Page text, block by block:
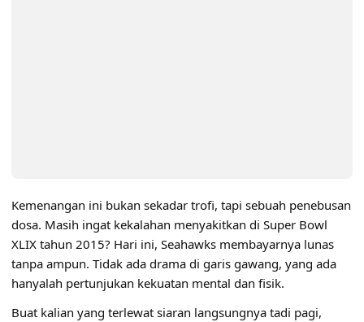
Kemenangan ini bukan sekadar trofi, tapi sebuah penebusan
dosa. Masih ingat kekalahan menyakitkan di Super Bowl
XLIX tahun 2015? Hari ini, Seahawks membayarnya lunas
tanpa ampun. Tidak ada drama di garis gawang, yang ada
hanyalah pertunjukan kekuatan mental dan fisik.
Buat kalian yang terlewat siaran langsungnya tadi pagi,